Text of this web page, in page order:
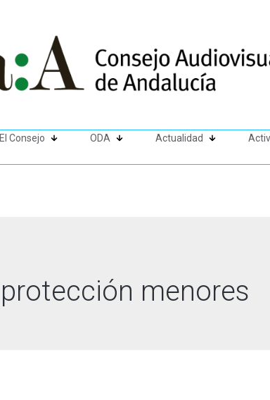
El Consejo ODA Actualidad
protección menores